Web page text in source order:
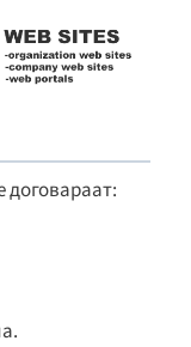
договараат: